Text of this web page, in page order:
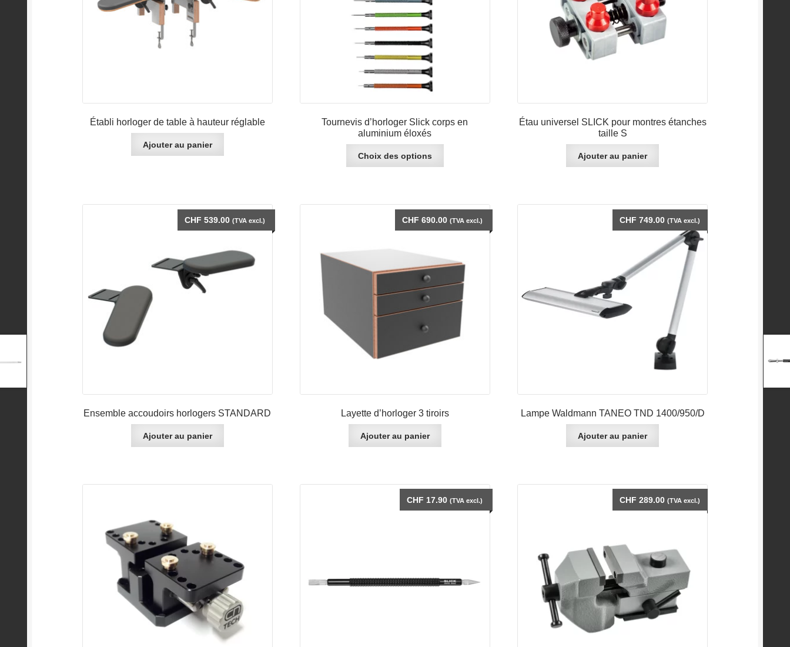
Établi horloger de table à hauteur réglable
Ajouter au panier
Tournevis d’horloger Slick corps en
aluminium éloxés
Choix des options
choisies
page
produit
Étau universel SLICK pour montres étanches
taille S
Ajouter au panier
Ensemble accoudoirs horlogers STANDARD
CHF 539.00 (TVA excl.)
Ajouter au panier
Layette d’horloger 3 tiroirs
CHF 690.00 (TVA excl.)
Ajouter au panier
Lampe Waldmann TANEO TND 1400/950/D
CHF 749.00 (TVA excl.)
Ajouter au panier
CHF 17.90 (TVA excl.) CHF 289.00 (TVA excl.)